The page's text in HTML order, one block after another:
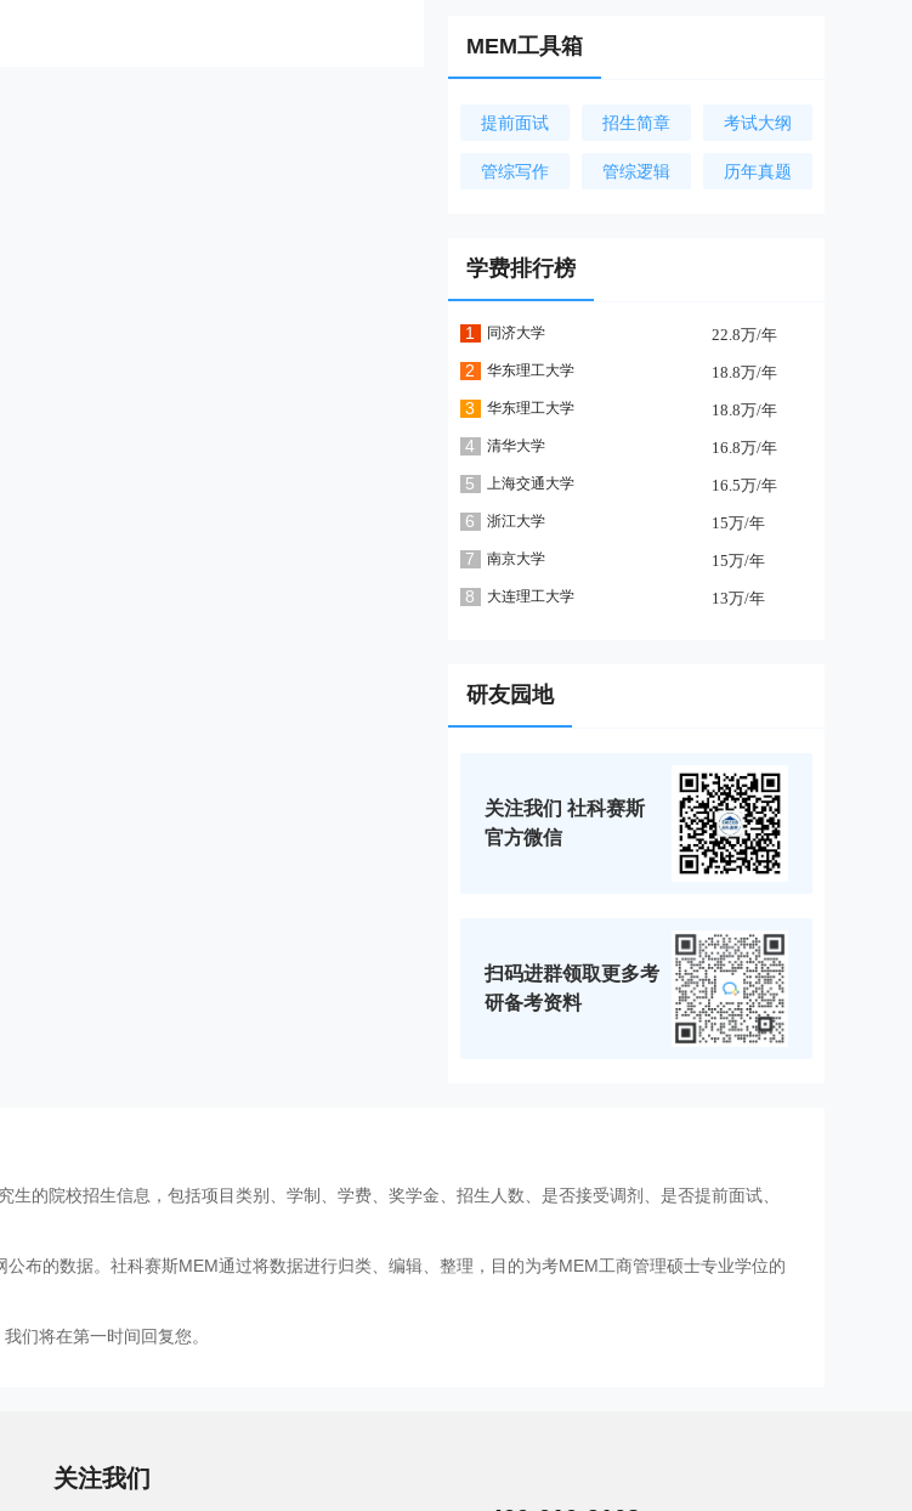
MEM工具箱
提前面试 招生简章 考试大纲
管综写作 管综逻辑 历年真题
学费排行榜
1 同济大学 22.8万/年
2 华东理工大学 18.8万/年
3 华东理工大学 18.8万/年
4 清华大学 16.8万/年
5 上海交通大学 16.5万/年
6 浙江大学 15万/年
7 南京大学 15万/年
8 大连理工大学 13万/年
研友园地
关注我们 社科赛斯
官方微信
扫码进群领取更多考
研备考资料
的院校招生信息，包括项目类别、学制、学费、奖学金、招生人数、是否接受调剂、是否提前面试、
布的数据。社科赛斯MEM通过将数据进行归类、编辑、整理，目的为考MEM工商管理硕士专业学位的
们将在第一时间回复您。
关注我们